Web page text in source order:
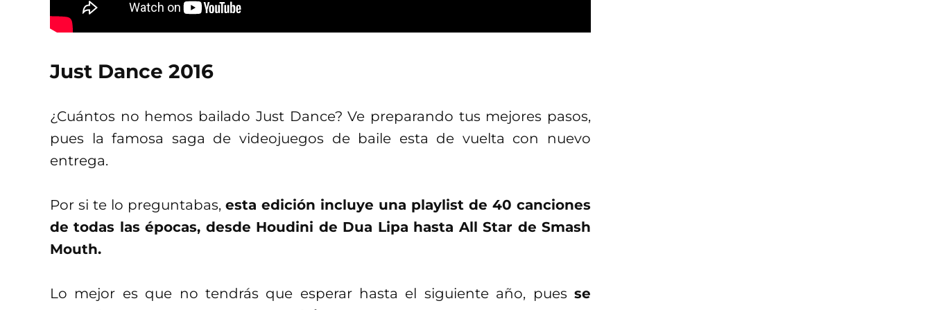
Just Dance 2016
¿Cuántos no hemos bailado Just Dance? Ve preparando tus mejores pasos,
pues la famosa saga de videojuegos de baile esta de vuelta con nuevo
entrega.
Por si te lo preguntabas, esta edición incluye una playlist de 40 canciones
de todas las épocas, desde Houdini de Dua Lipa hasta All Star de Smash
Mouth.
Lo mejor es que no tendrás que esperar hasta el siguiente año, pues se